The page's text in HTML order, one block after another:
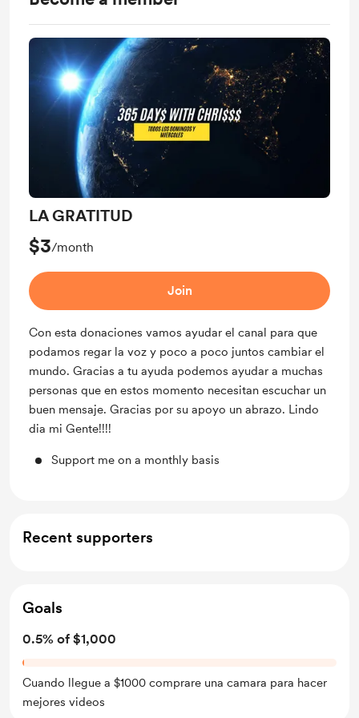
LA GRATITUD
$3/month
Join
Con esta donaciones vamos ayudar el canal para que
podamos regar la voz y poco a poco juntos cambiar el
mundo. Gracias a tu ayuda podemos ayudar a muchas
personas que en estos momento necesitan escuchar un
buen mensaje. Gracias por su apoyo un abrazo. Lindo
dia mi Gente!!!!
Support me on a monthly basis
Recent supporters
Goals
0.5% of $1,000
Cuando llegue a $1000 comprare una camara para hacer
mejores videos